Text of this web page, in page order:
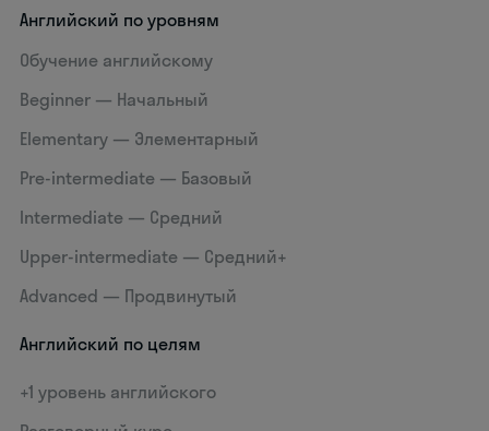
Английский по уровням
Обучение английскому
Beginner — Начальный
Elementary — Элементарный
Pre-intermediate — Базовый
Intermediate — Средний
Upper-intermediate — Средний+
Advanced — Продвинутый
Английский по целям
+1 уровень английского